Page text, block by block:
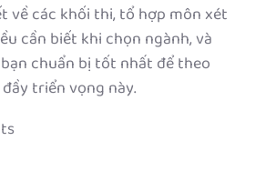
về các khối thi, tổ hợp môn xét
cần biết khi chọn ngành, và
chuẩn bị tốt nhất để theo
triển vọng này.